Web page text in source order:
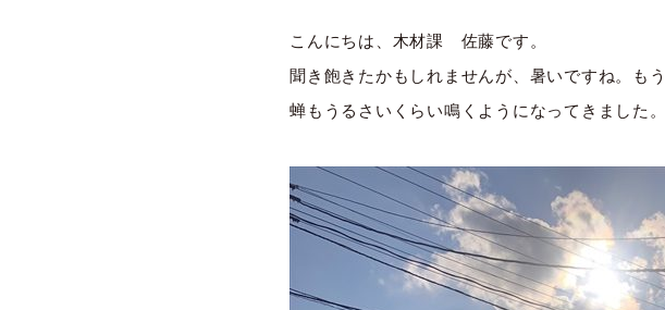
こんにちは、木材課 佐藤です。
聞き飽きたかもしれませんが、暑いですね。もう
蝉もうるさいくらい鳴くようになってきました。